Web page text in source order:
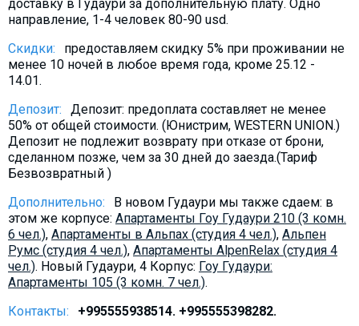
доставку в Гудаури за дополнительную плату. Oдно
направление, 1-4 человек 80-90 usd.
Скидки:
предоставляем скидку 5% при проживании не
менее 10 ночей в любое время года, кроме 25.12 -
14.01.
Депозит:
Депозит: предоплата составляет не менее
50% от общей стоимости. (Юнистрим, WESTERN UNION.)
Депозит не подлежит возврату при отказе от брони,
сделанном позже, чем за 30 дней до заезда.(Тариф
Безвозвратный )
Дополнительно:
В новом Гудаури мы также сдаем: в
этом же корпусе: Апартаменты Гоу Гудаури 210 (3 комн.
6 чел.), Aпартаменты в Альпах (студия 4 чел.), Альпен
Румс (студия 4 чел.), Апартаменты AlpenRelax (студия 4
чел.). Новый Гудаури, 4 Корпус: Гоу Гудаури:
Апартаменты 105 (3 комн. 7 чел.).
Контакты:
+995555938514. +995555398282.